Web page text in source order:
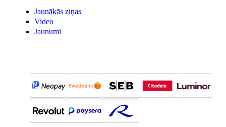
Jaunākās ziņas
Video
Jaunumi